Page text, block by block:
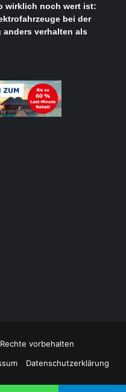
wirklich noch wert ist:
bei der
anders verhalten als
vorbehalten
Datenschutzerklärung